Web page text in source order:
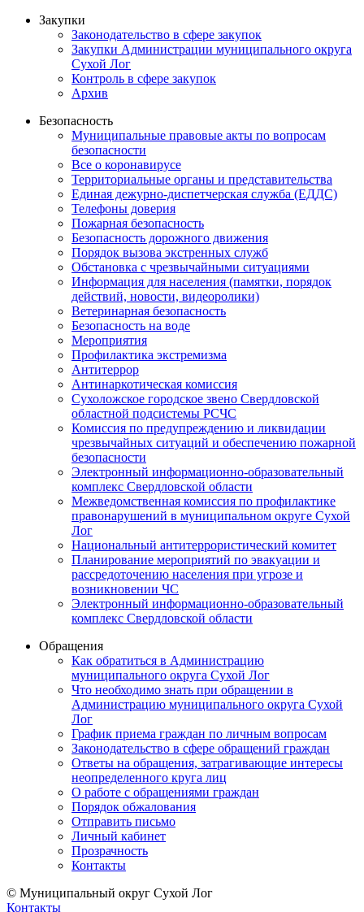
Закупки
Законодательство в сфере закупок
Закупки Администрации муниципального округа
Сухой Лог
Контроль в сфере закупок
Архив
Безопасность
Муниципальные правовые акты по вопросам
безопасности
Все о коронавирусе
Территориальные органы и представительства
Единая дежурно-диспетчерская служба (ЕДДС)
Телефоны доверия
Пожарная безопасность
Безопасность дорожного движения
Порядок вызова экстренных служб
Обстановка с чрезвычайными ситуациями
Информация для населения (памятки, порядок
действий, новости, видеоролики)
Ветеринарная безопасность
Безопасность на воде
Мероприятия
Профилактика экстремизма
Антитеррор
Антинаркотическая комиссия
Сухоложское городское звено Свердловской
областной подсистемы РСЧС
Комиссия по предупреждению и ликвидации
чрезвычайных ситуаций и обеспечению пожарной
безопасности
Электронный информационно-образовательный
комплекс Cвердловской области
Межведомственная комиссия по профилактике
правонарушений в муниципальном округе Сухой
Лог
Национальный антитеррористический комитет
Планирование мероприятий по эвакуации и
рассредоточению населения при угрозе и
возникновении ЧС
Электронный информационно-образовательный
комплекс Свердловской области
Обращения
Как обратиться в Администрацию
муниципального округа Сухой Лог
Что необходимо знать при обращении в
Администрацию муниципального округа Сухой
Лог
График приема граждан по личным вопросам
Законодательство в сфере обращений граждан
Ответы на обращения, затрагивающие интересы
неопределенного круга лиц
О работе с обращениями граждан
Порядок обжалования
Отправить письмо
Личный кабинет
Прозрачность
Контакты
© Муниципальный округ Сухой Лог
Контакты